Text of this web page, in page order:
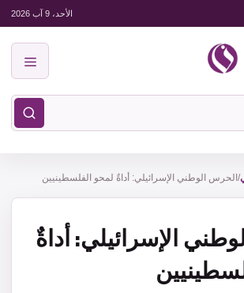
الأحد، 9 آب 2026
/ الحرس الوطني الإسرائيلي: أداةٌ لمحو الفلسطينيين
الإسرائيلي: أداةٌ